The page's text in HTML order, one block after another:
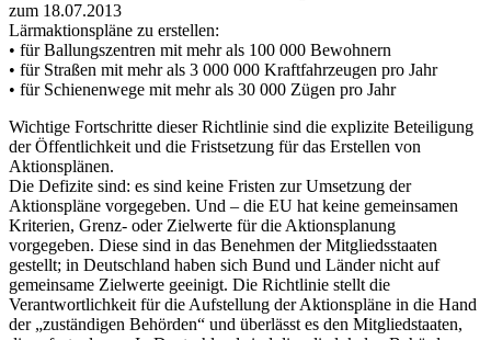
zum 18.07.2013
Lärmaktionspläne zu erstellen:
• für Ballungszentren mit mehr als 100 000 Bewohnern
• für Straßen mit mehr als 3 000 000 Kraftfahrzeugen pro Jahr
• für Schienenwege mit mehr als 30 000 Zügen pro Jahr
Wichtige Fortschritte dieser Richtlinie sind die explizite Beteiligung
der Öffentlichkeit und die Fristsetzung für das Erstellen von
Aktionsplänen.
Die Defizite sind: es sind keine Fristen zur Umsetzung der
Aktionspläne vorgegeben. Und – die EU hat keine gemeinsamen
Kriterien, Grenz- oder Zielwerte für die Aktionsplanung
vorgegeben. Diese sind in das Benehmen der Mitgliedsstaaten
gestellt; in Deutschland haben sich Bund und Länder nicht auf
gemeinsame Zielwerte geeinigt. Die Richtlinie stellt die
Verantwortlichkeit für die Aufstellung der Aktionspläne in die Hand
der „zuständigen Behörden“ und überlässt es den Mitgliedstaaten,